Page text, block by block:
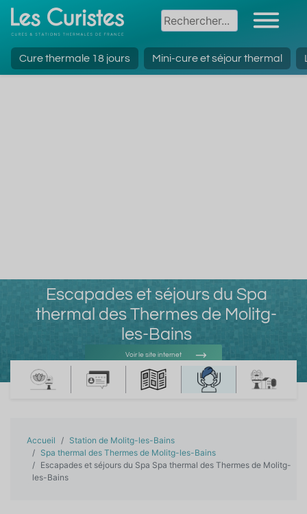
Cure thermale 18 jours Mini-cure et séjour thermal
Escapades et séjours du Spa
thermal des Thermes de Molitg-
les-Bains
Voir le site internet
Voir l'adresse e-mail
Accueil
Station de Molitg-les-Bains
Spa thermal des Thermes de Molitg-les-Bains
Escapades et séjours du Spa Spa thermal des Thermes de Molitg-
les-Bains